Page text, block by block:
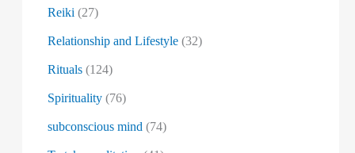
Reiki (27)
Relationship and Lifestyle(32)
Rituals(124)
Spirituality(76)
subconscious mind (74)